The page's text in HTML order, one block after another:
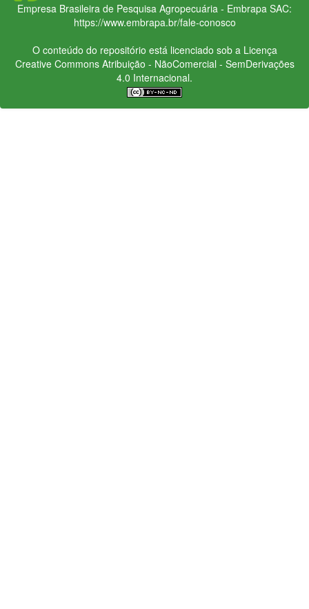
Empresa Brasileira de Pesquisa Agropecuária - Embrapa SAC:
https://www.embrapa.br/fale-conosco
O conteúdo do repositório está licenciado sob a Licença
Creative CommonsAtribuição - NãoComercial - SemDerivações
4.0 Internacional.